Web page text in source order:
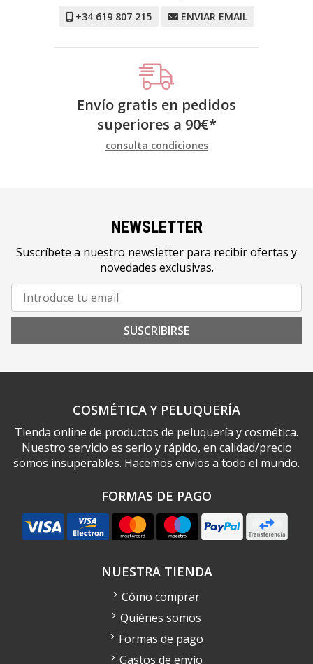
+34 619 807 215 ENVIAR EMAIL
Envío gratis en pedidos
superiores a 90€*
consulta condiciones
NEWSLETTER
Suscríbete a nuestro newsletter para recibir ofertas y
novedades exclusivas.
SUSCRIBIRSE
COSMÉTICA Y PELUQUERÍA
Tienda online de productos de peluquería y cosmética.
Nuestro servicio es serio y rápido, en calidad/precio
somos insuperables. Hacemos envíos a todo el mundo.
FORMAS DE PAGO
NUESTRA TIENDA
Cómo comprar
Quiénes somos
Formas de pago
Gastos de envío